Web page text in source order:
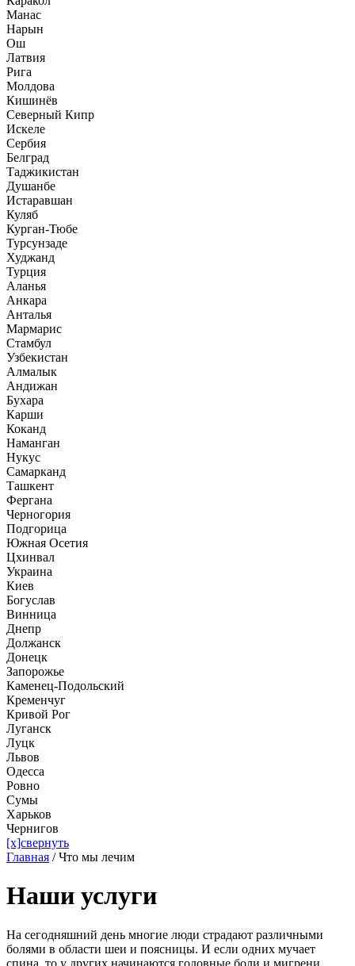
Манас
Нарын
Ош
Латвия
Рига
Молдова
Кишинёв
Северный Кипр
Искеле
Сербия
Белград
Таджикистан
Душанбе
Истаравшан
Куляб
Курган-Тюбе
Турсунзаде
Худжанд
Турция
Аланья
Анкара
Анталья
Мармарис
Стамбул
Узбекистан
Алмалык
Андижан
Бухара
Карши
Коканд
Наманган
Нукус
Самарканд
Ташкент
Фергана
Черногория
Подгорица
Южная Осетия
Цхинвал
Украина
Киев
Богуслав
Винница
Днепр
Должанск
Донецк
Запорожье
Каменец-Подольский
Кременчуг
Кривой Рог
Луганск
Луцк
Львов
Одесса
Ровно
Сумы
Харьков
Чернигов
[x]свернуть
Главная /Что мы лечим
Наши услуги
На сегодняшний день многие люди страдают различными
болями в области шеи и поясницы. И если одних мучает
спина, то у других начинаются головные боли и мигрени.